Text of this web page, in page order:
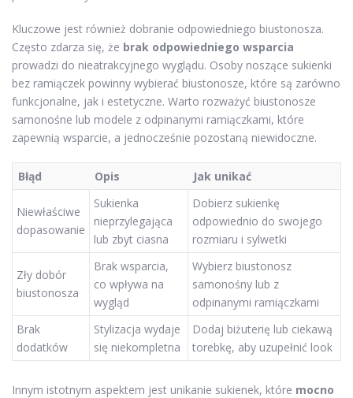
Kluczowe jest również dobranie odpowiedniego biustonosza.
Często zdarza się, że brak odpowiedniego wsparcia
prowadzi do nieatrakcyjnego wyglądu. Osoby noszące sukienki
bez ramiączek powinny wybierać biustonosze, które są zarówno
funkcjonalne, jak i estetyczne. Warto rozważyć biustonosze
samonośne lub modele z odpinanymi ramiączkami, które
zapewnią wsparcie, a jednocześnie pozostaną niewidoczne.
Błąd Opis Jak unikać
Niewłaściwe
dopasowanie
Sukienka
nieprzylegająca
lub zbyt ciasna
Dobierz sukienkę
odpowiednio do swojego
rozmiaru i sylwetki
Zły dobór
biustonosza
Brak wsparcia,
co wpływa na
wygląd
Wybierz biustonosz
samonośny lub z
odpinanymi ramiączkami
Brak
dodatków
Stylizacja wydaje
się niekompletna
Dodaj biżuterię lub ciekawą
torebkę, aby uzupełnić look
Innym istotnym aspektem jest unikanie sukienek, które mocno